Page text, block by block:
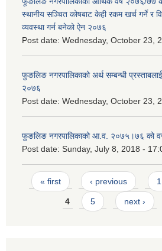
स्थानीय सञ्चित कोषबाट केही रकम खर्च गर्ने र
व्यवस्था गर्न बनेको ऐन २०७६
Post date: Wednesday, October 23,
फुङलिङ नगरपालिकाको अर्थ सम्बन्धी
२०७६
Post date: Wednesday, October 23,
फुङलिङ नगरपालिकाको आ.व. २०७५।७६ को
Post date: Sunday, July 8, 2018 -
Pages
« first ‹ previous 1
4 5 next ›